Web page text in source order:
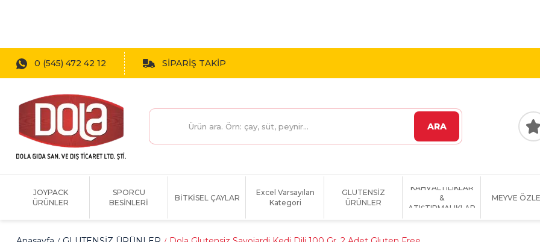
0 (545) 472 42 12 SİPARİŞ TAKİP
ARA
JOYPACK
ÜRÜNLER
SPORCU
BESİNLERİ
BİTKİSEL ÇAYLAR
Excel Varsayılan
Kategori
GLUTENSİZ
ÜRÜNLER
KAHVALTILIKLAR
&
ATIŞTIRMALIKLAR
MEYVE